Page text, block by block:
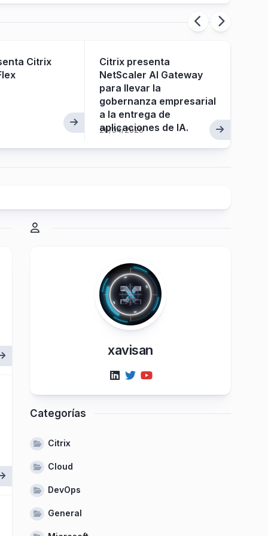
Citrix
Citrix presenta
NetScaler AI Gateway
para llevar la
gobernanza empresarial
a la entrega de
aplicaciones de IA.
26/04/2026
xavisan
Categorías
Citrix
Cloud
DevOps
General